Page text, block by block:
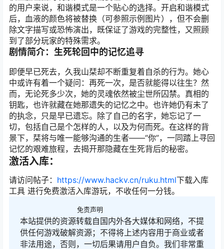
的用户来说，和谐模式是一个贴心的选择。开启和谐模式
后，血液的颜色将被替换（可参照示例图片），但不会删
除文字描写或恐怖演出，既保证了游戏的完整性，又照顾
到了部分玩家的特殊需求。
剧情简介：生死轮回中的记忆追寻
即便早已死去，久我山栞却不断重复着自杀的行为。她心
中或许有着一个疑问：再死一次，是否就能得以往生？然
而，无论死多少次，她的灵魂依然被尘世所囚禁。真相的
钥匙，也许就藏在她那遗失的记忆之中。也许她仍有未了
的执念，只是早已遗忘。除了自己的名字，她忘记了一
切，包括自己是个怎样的人，以及为何而死。在这样的背
景下，栞将与唯一能够沟通的生者——“你”，一同踏上寻回
记忆的艰难旅程，去揭开那隐藏在生死背后的秘密。
激活入库：
请访问帖子： https://www.hackv.cn/ruku.html下载入库
工具 进行免费激活入库游玩，不收任何一分钱。
免责声明
本站提供的资源转载自国内外各大媒体和网络，不提
供任何游戏破解资源；不得将上述内容用于商业或者
非法用途，否则，一切后果请用户自负。我们非常重